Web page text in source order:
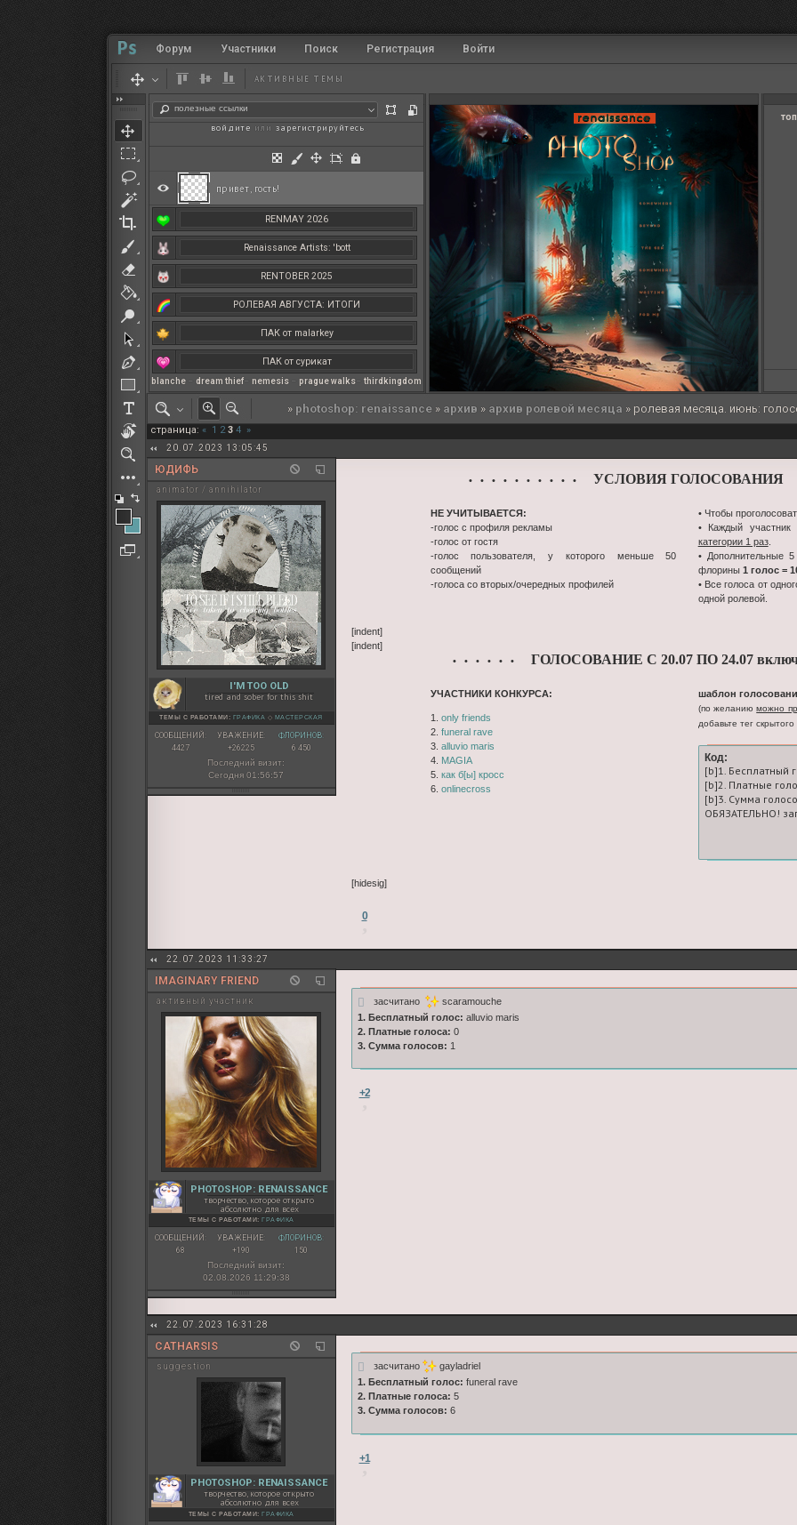
RENMAY 2026
Renaissance Artists: 'bott
RENTOBER 2025
РОЛЕВАЯ АВГУСТА: ИТОГИ
ПАК от malarkey
ПАК от сурикат
РЕНМАЙ
РОЛЕВАЯ МАРТА: ИТОГИ
полезные ссылки
blanche– dream thief– nemesis– prague walks– thirdkingdom
Форум Участники Поиск Регистрация Войти
АКТИВНЫЕ ТЕМЫ
привет, гость!
войдите или зарегистрируйтесь
» photoshop: renaissance » архив » архив ролевой месяца » ролевая месяца. июнь:
страница: « 1 2 3 4 »
20.07.2023 13:05:45
ЮДИФЬ
animator / annihilator
I'M TOO OLD
tired and sober for this shit
ТЕМЫ С РАБОТАМИ: ГРАФИКА ◇ МАСТЕРСКАЯ
СООБЩЕНИЙ:
4427
УВАЖЕНИЕ:
+26225
ФЛОРИНОВ:
6 450
Последний визит:
Сегодня 01:56:57
• • • • • • • • • • УСЛОВИЯ ГОЛОСОВАНИЯ
НЕ УЧИТЫВАЕТСЯ:
-голос с профиля рекламы
-голос от гостя
-голос пользователя, у которого меньше 50
сообщений
-голоса со вторых/очередных профилей
• Чтобы
• Каждый участник
категории 1 раз.
• Дополнительные
флорины 1 голос =
• Все голоса от
одной ролевой.
[indent]
[indent]
• • • • • •
ГОЛОСОВАНИЕ С 20.07 ПО 24.07
УЧАСТНИКИ КОНКУРСА:
1. only friends
2. funeral rave
3. alluvio maris
4. MAGIA
5. как б[ы] кросс
6. onlinecross
шаблон
(по желаниюможно
добавьте тег скрытого
Код:
[b]1. Бесплатный
[b]2. Платные
[b]3. Сумма
ОБЯЗАТЕЛЬНО!
[hidesig]
0
22.07.2023 11:33:27
IMAGINARY FRIEND
активный участник
PHOTOSHOP: RENAISSANCE
творчество, которое открыто
абсолютно для всех
ТЕМЫ С РАБОТАМИ: ГРАФИКА
СООБЩЕНИЙ:
68
УВАЖЕНИЕ:
+190
ФЛОРИНОВ:
150
Последний визит:
02.08.2026 11:29:38
засчитано
scaramouche
1. Бесплатный голос: alluvio maris
2. Платные голоса: 0
3. Сумма голосов: 1
+2
22.07.2023 16:31:28
CATHARSIS
suggestion
PHOTOSHOP: RENAISSANCE
творчество, которое открыто
абсолютно для всех
ТЕМЫ С РАБОТАМИ: ГРАФИКА
засчитано
gayladriel
1. Бесплатный голос: funeral rave
2. Платные голоса: 5
3. Сумма голосов: 6
+1